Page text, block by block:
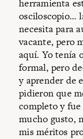
herramienta
osciloscopio…
necesita para
vacante, pero
aquí. Yo tenía
formal, pero
y aprender de
pidieron que
completo y
mucho gusto,
mis méritos